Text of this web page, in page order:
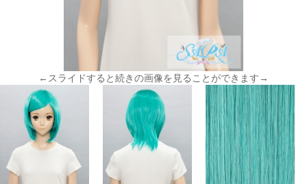
←スライドすると続きの画像を見ることができます→